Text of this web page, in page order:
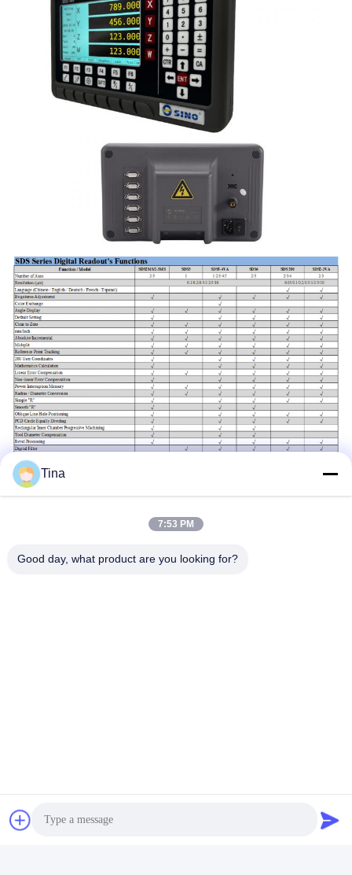
Tina
7:53 PM
Good day, what product are you looking for?